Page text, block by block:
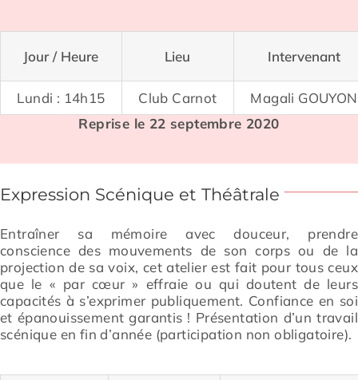
Jour / Heure Lieu Intervenant
Lundi : 14h15 Club Carnot
Magali GOUYON
Reprise le 22 septembre 2020
Expression Scénique et Théâtrale
Entraîner sa mémoire avec douceur, prendre
conscience des mouvements de son corps ou de la
projection de sa voix, cet atelier est fait pour tous ceux
que le « par cœur » effraie ou qui doutent de leurs
capacités à s’exprimer publiquement. Confiance en soi
et épanouissement garantis ! Présentation d’un travail
scénique en fin d’année (participation non obligatoire).